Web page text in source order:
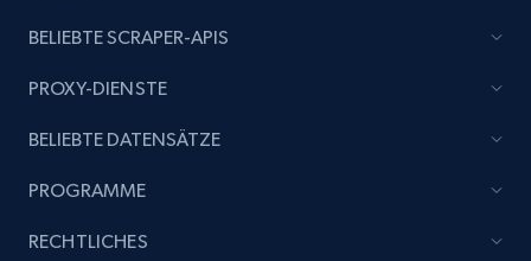
BELIEBTE SCRAPER-APIS
PROXY-DIENSTE
BELIEBTE DATENSÄTZE
PROGRAMME
RECHTLICHES